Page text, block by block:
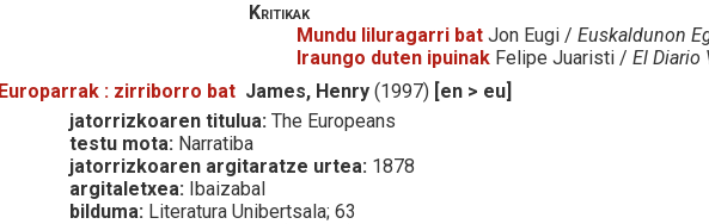
Kritikak
Mundu liluragarri bat Jon Eugi /Euskaldunon
Iraungo duten ipuinak Felipe Juaristi /El Diario
Europarrak : zirriborro bat James, Henry (1997) [en > eu]
jatorrizkoaren titulua: The Europeans
testu mota: Narratiba
jatorrizkoaren argitaratze urtea: 1878
argitaletxea: Ibaizabal
bilduma: Literatura Unibertsala; 63